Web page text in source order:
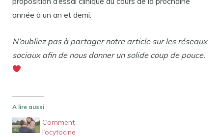
année à un an et demi.
N’oubliez pas à partager notre article sur les réseaux
sociaux afin de nous donner un solide coup de pouce.
A lire aussi
Comment
l’ocytocine